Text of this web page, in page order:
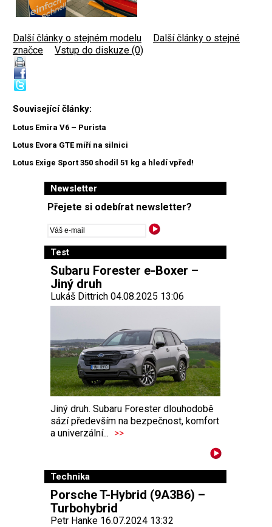
Další články o stejném modelu
Další články o stejné
značce
Vstup do diskuze (0)
Související články:
Lotus Emira V6 – Purista
Lotus Evora GTE míří na silnici
Lotus Exige Sport 350 shodil 51 kg a hledí vpřed!
Newsletter
Přejete si odebírat newsletter?
Test
Subaru Forester e-Boxer –
Jiný druh
Lukáš Dittrich 04.08.2025 13:06
Jiný druh. Subaru Forester dlouhodobě
sází především na bezpečnost, komfort
a univerzální... >>
Technika
Porsche T-Hybrid (9A3B6) –
Turbohybrid
Petr Hanke 16.07.2024 13:32